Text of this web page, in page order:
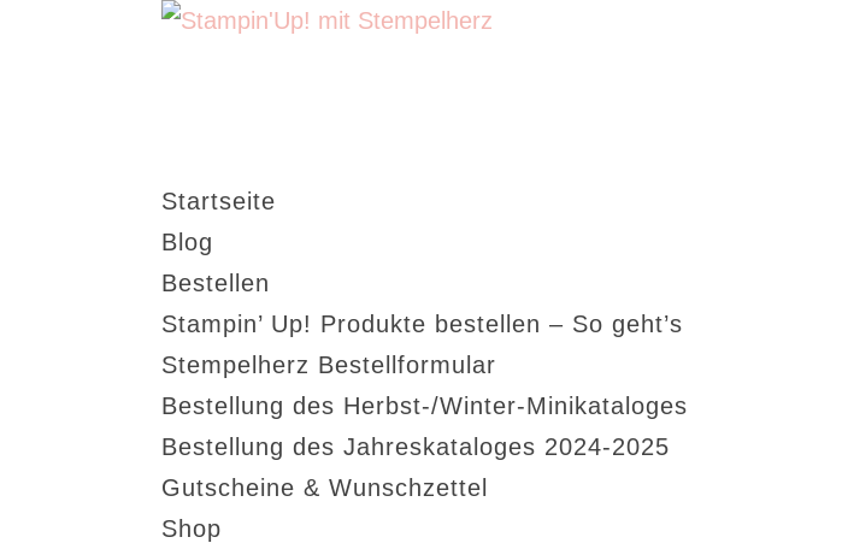
Startseite
Blog
Bestellen
Stampin’ Up! Produkte bestellen – So geht’s
Stempelherz Bestellformular
Bestellung des Herbst-/Winter-Minikataloges
Bestellung des Jahreskataloges 2024-2025
Gutscheine & Wunschzettel
Shop